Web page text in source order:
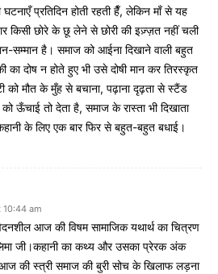
प्रतिदिन होती रहती हैँ, लेकिन माँ से यह
किसी छोरे के छू लेने से छोरी की इज़्ज़त नहीं चली
सम्मान है। समाज को आईना दिखाने वाली बहुत
का दोष न होते हुए भी उसे दोषी मान कर तिरस्कृत
को मौत के मुँह से बचाना, पढ़ाना दृढ़ता से स्टैंड
ऊँचाई तो देता है, समाज के रास्ता भी दिखाता
के लिए एक बार फिर से बहुत-बहुत बधाई।
am
आज की विषम सामाजिक यथार्थ का चित्रण
जी।कहानी का कथ्य और उसका प्रेरक अंक
की स्त्री समाज की बुरी सोच के खिलाफ लड़ना